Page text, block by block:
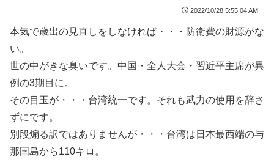
2022/10/28 5:55:04 AM
本気で歳出の見直しをしなければ・・・防衛費の財源がな
い。
世の中がきな臭いです。中国・全人大会・習近平主席が異
例の3期目に。
その目玉が・・・台湾統一です。それも武力の使用を辞さ
ずにです。
別段煽る訳ではありませんが・・・台湾は日本最西端の与
那国島から110キロ。